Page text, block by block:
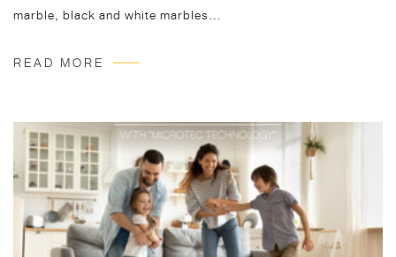
marble, black and white marbles…
READ MORE